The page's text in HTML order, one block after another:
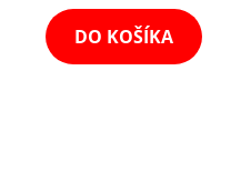
DO KOŠÍKA